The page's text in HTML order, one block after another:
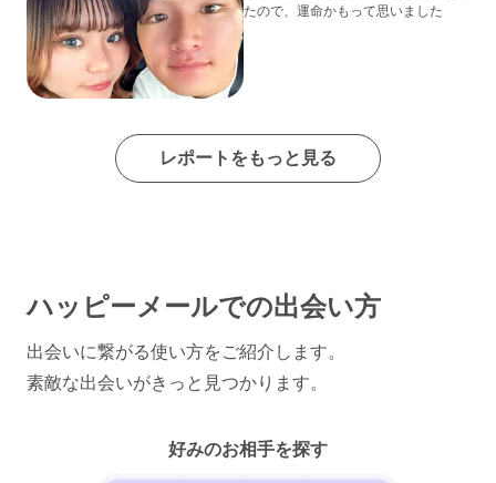
たので、運命かもって思いました
レポートをもっと見る
ハッピーメールでの出会い方
出会いに繋がる使い方をご紹介します。
素敵な出会いがきっと見つかります。
好みのお相手を探す